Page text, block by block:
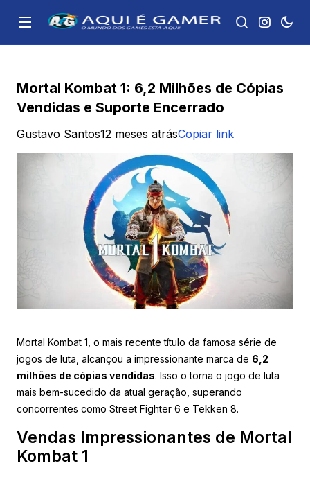
Mortal Kombat 1: 6,2 Milhões de Cópias
Vendidas e Suporte Encerrado
Gustavo Santos12 meses atrásCopiar link
Mortal Kombat 1, o mais recente título da famosa série de
jogos de luta, alcançou a impressionante marca de 6,2
milhões de cópias vendidas. Isso o torna o jogo de luta
mais bem-sucedido da atual geração, superando
concorrentes como Street Fighter 6 e Tekken 8.
Vendas Impressionantes de Mortal
Kombat 1